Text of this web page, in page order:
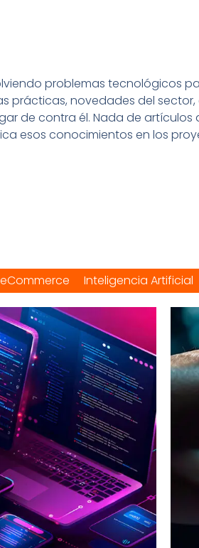
problemas tecnológicos
prácticas, novedades del
de contra él. Nada de
esos conocimientos en los
eCommerce Inteligencia Artificial